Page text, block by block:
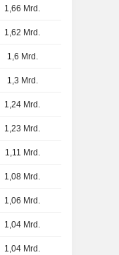
1,66 Mrd.
1,62 Mrd.
1,6 Mrd.
1,3 Mrd.
1,24 Mrd.
1,23 Mrd.
1,11 Mrd.
1,08 Mrd.
1,06 Mrd.
1,04 Mrd.
1,04 Mrd.